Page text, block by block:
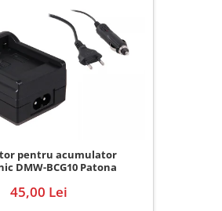
pentru acumulator
DMW-BCG10 Patona
45,00 Lei